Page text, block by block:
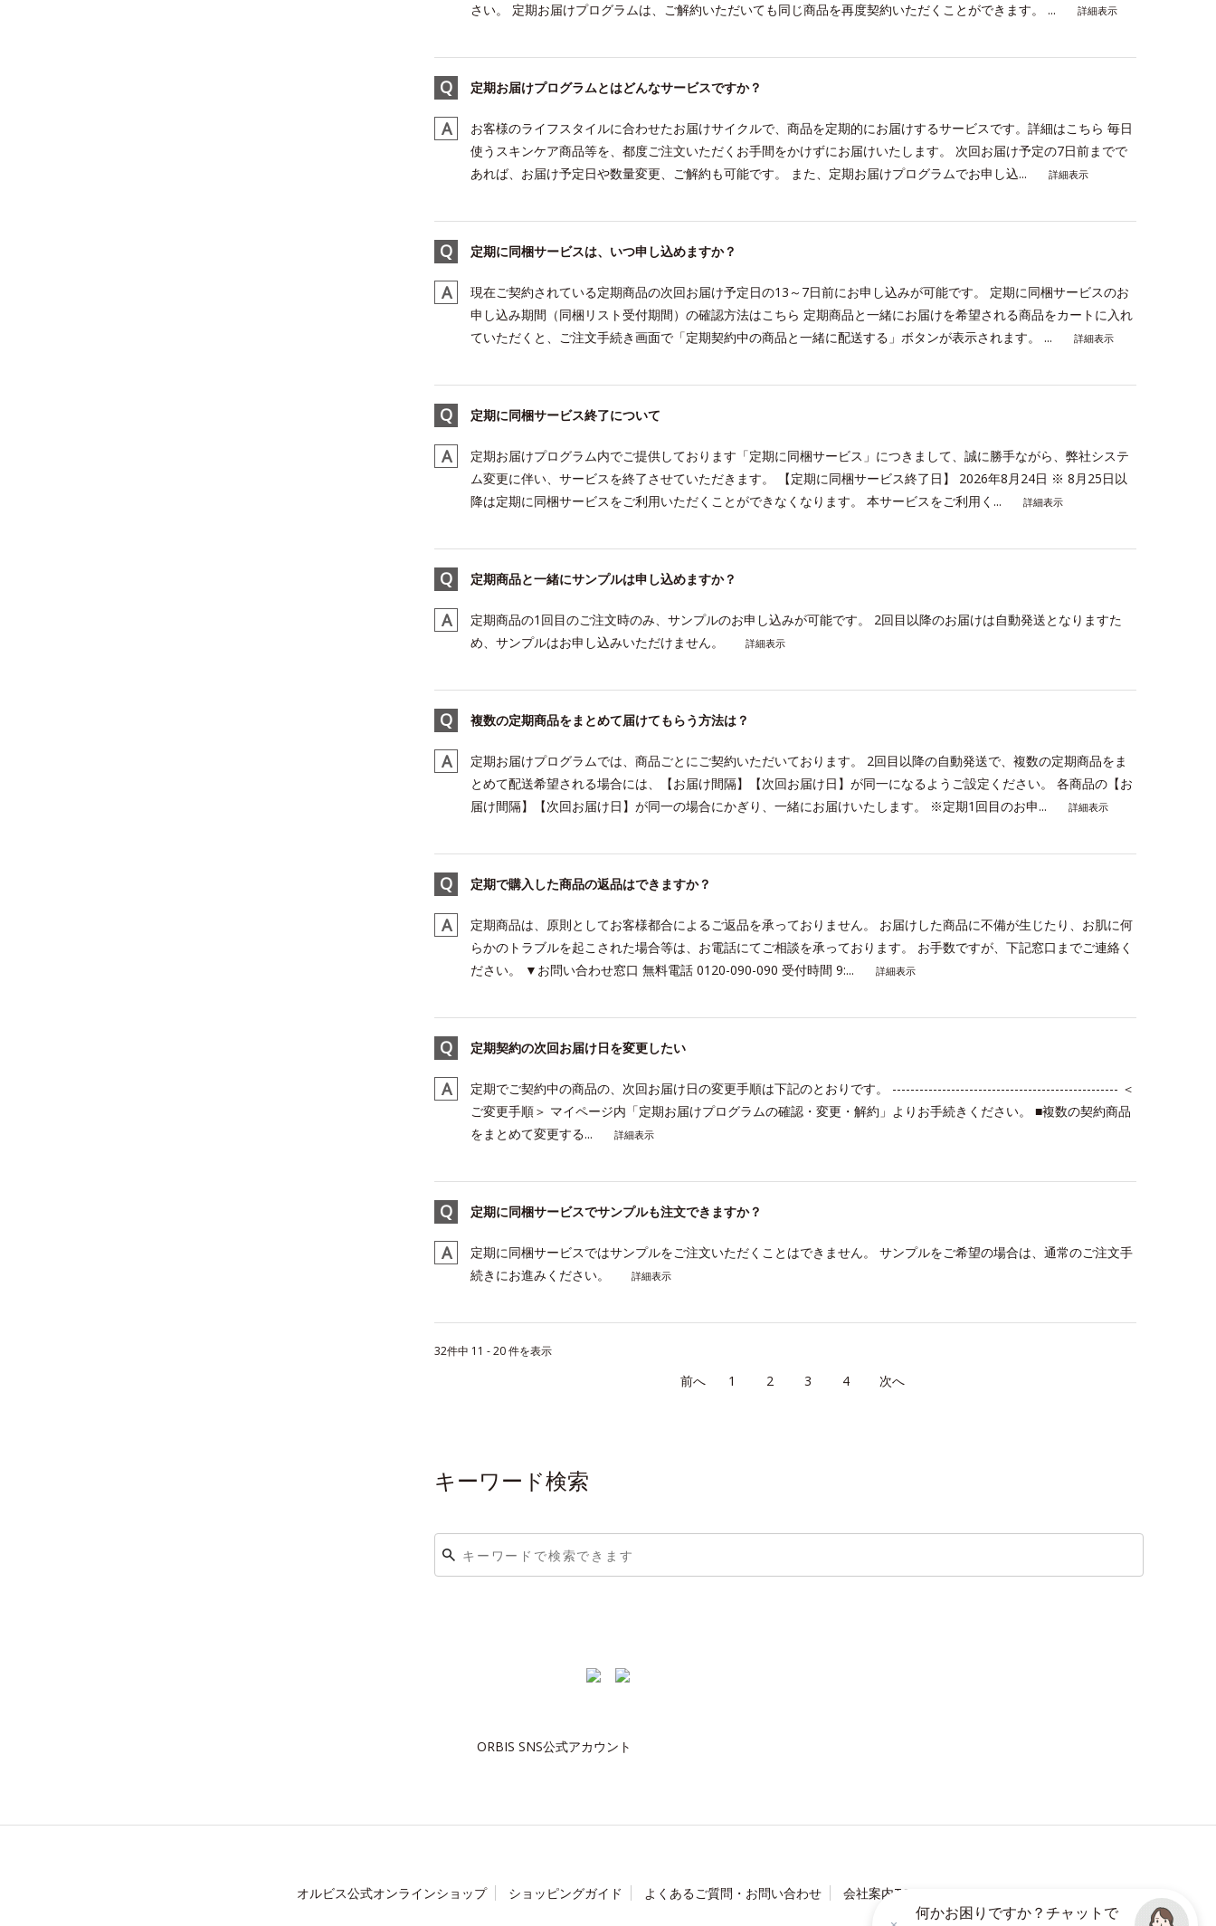
さい。 定期お届けプログラムは、ご解約いただいても同じ商品を再度契約いただくことができます。 ...
詳細表示
定期お届けプログラムとはどんなサービスですか？
お客様のライフスタイルに合わせたお届けサイクルで、商品を定期的にお届けするサービスです。詳細はこちら 毎日
使うスキンケア商品等を、都度ご注文いただくお手間をかけずにお届けいたします。 次回お届け予定の7日前までで
あれば、お届け予定日や数量変更、ご解約も可能です。 また、定期お届けプログラムでお申し込...
詳細表示
定期に同梱サービスは、いつ申し込めますか？
現在ご契約されている定期商品の次回お届け予定日の13～7日前にお申し込みが可能です。 定期に同梱サービスのお
申し込み期間（同梱リスト受付期間）の確認方法はこちら 定期商品と一緒にお届けを希望される商品をカートに入れ
ていただくと、ご注文手続き画面で「定期契約中の商品と一緒に配送する」ボタンが表示されます。 ...
詳細表示
定期に同梱サービス終了について
定期お届けプログラム内でご提供しております「定期に同梱サービス」につきまして、誠に勝手ながら、弊社システ
ム変更に伴い、サービスを終了させていただきます。 【定期に同梱サービス終了日】 2026年8月24日 ※ 8月25日以
降は定期に同梱サービスをご利用いただくことができなくなります。 本サービスをご利用く...
詳細表示
定期商品と一緒にサンプルは申し込めますか？
定期商品の1回目のご注文時のみ、サンプルのお申し込みが可能です。 2回目以降のお届けは自動発送となりますた
め、サンプルはお申し込みいただけません。
詳細表示
複数の定期商品をまとめて届けてもらう方法は？
定期お届けプログラムでは、商品ごとにご契約いただいております。 2回目以降の自動発送で、複数の定期商品をま
とめて配送希望される場合には、【お届け間隔】【次回お届け日】が同一になるようご設定ください。 各商品の【お
届け間隔】【次回お届け日】が同一の場合にかぎり、一緒にお届けいたします。 ※定期1回目のお申...
詳細表示
定期で購入した商品の返品はできますか？
定期商品は、原則としてお客様都合によるご返品を承っておりません。 お届けした商品に不備が生じたり、お肌に何
らかのトラブルを起こされた場合等は、お電話にてご相談を承っております。 お手数ですが、下記窓口までご連絡く
ださい。 ▼お問い合わせ窓口 無料電話 0120-090-090 受付時間 9:...
詳細表示
定期契約の次回お届け日を変更したい
定期でご契約中の商品の、次回お届け日の変更手順は下記のとおりです。 -------------------------------------------------- ＜
ご変更手順＞ マイページ内「定期お届けプログラムの確認・変更・解約」よりお手続きください。 ■複数の契約商品
をまとめて変更する...
詳細表示
定期に同梱サービスでサンプルも注文できますか？
定期に同梱サービスではサンプルをご注文いただくことはできません。 サンプルをご希望の場合は、通常のご注文手
続きにお進みください。
詳細表示
32件中 11 - 20 件を表示
≪ 1 2 3 4
キーワード検索
ORBIS SNS公式アカウント
オルビス公式オンラインショップ ショッピングガイド よくあるご質問・お問い合わせ 会社案内TOP
何かお困りですか？チャットで